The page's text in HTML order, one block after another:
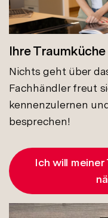
Ihre
Nichts geht über
Fachhändler freut
kennenzulernen
besprechen!
Ich will